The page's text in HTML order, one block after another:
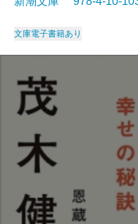
文庫電子書籍あり